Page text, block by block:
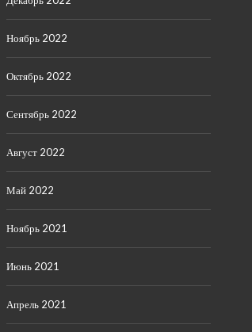
Ноябрь 2022
Октябрь 2022
Сентябрь 2022
Август 2022
Май 2022
Ноябрь 2021
Июнь 2021
Апрель 2021